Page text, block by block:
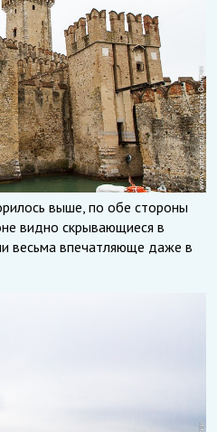
выше, по обе стороны
видно скрывающиеся в
весьма впечатляюще даже в